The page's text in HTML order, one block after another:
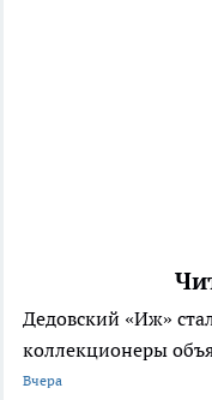
Дедовский «Иж»
коллекционеры
Вчера